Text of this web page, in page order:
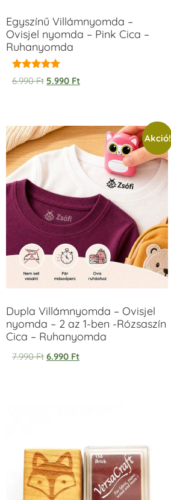
Egyszínű Villámnyomda –
Ovisjel nyomda – Pink Cica –
Ruhanyomda
Értékelés:
5.00
6.990Ft 5.990 Ft
Akció!
Dupla Villámnyomda – Ovisjel
nyomda – 2 az 1-ben -Rózsaszín
Cica – Ruhanyomda
7.990Ft 6.990 Ft